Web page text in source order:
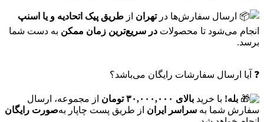
ارسال سفارش‌ها در تهران از طریق پیک اتحادیه و یا اسنپ
انجام می‌شود تا محصولات در سریع‌ترین زمان ممکن به دست شما
برسد.
❓ آیا ارسال سفارشات رایگان می‌باشد؟
بله! با خرید بالای ۳۰,۰۰۰,۰۰۰ تومان
از مجموعه، ارسال
سفارش شما به سراسر ایران از طریق پست چاپار به‌صورت رایگان